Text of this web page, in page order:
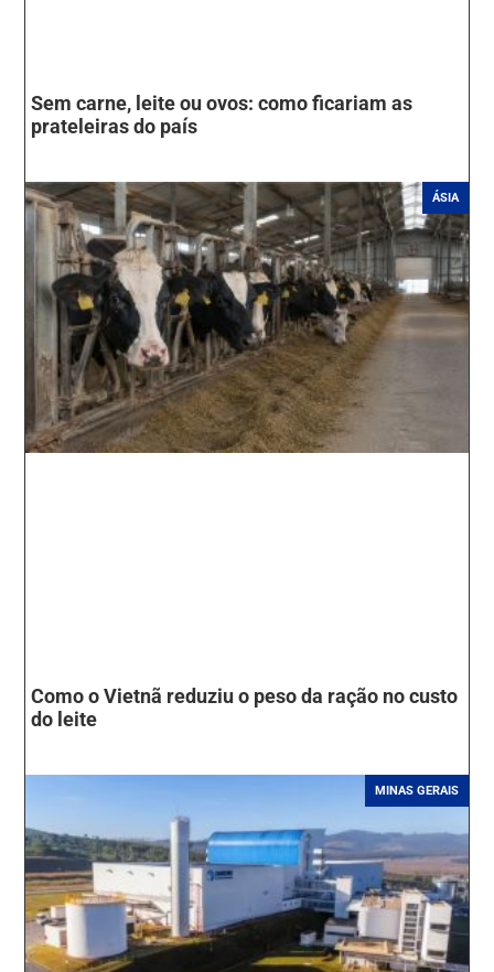
Sem carne, leite ou ovos: como ficariam as
prateleiras do país
ÁSIA
Como o Vietnã reduziu o peso da ração no custo
do leite
MINAS GERAIS